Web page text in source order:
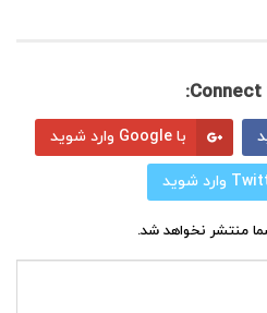
Connect
با Google وارد شوید
منتشر نخواهد شد.